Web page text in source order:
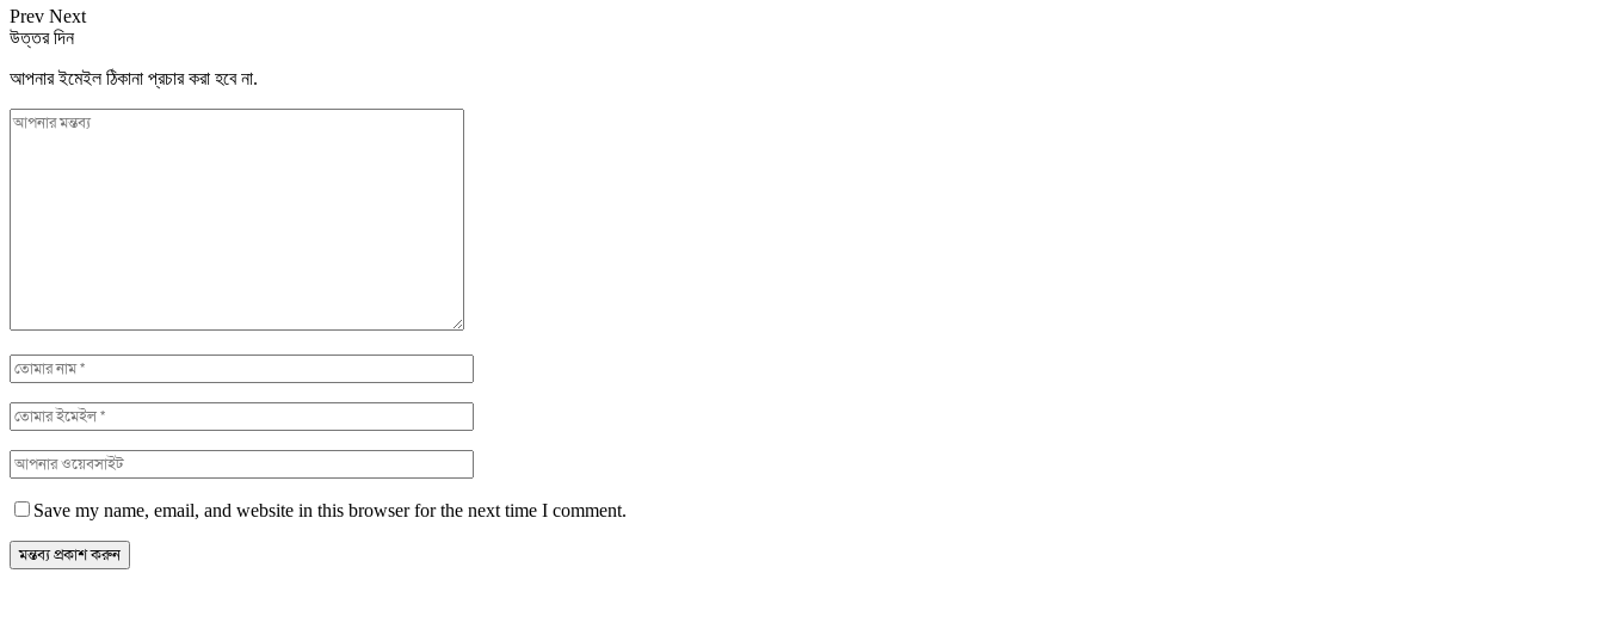
Prev Next
উত্তর দিন
আপনার ইমেইল ঠিকানা প্রচার করা হবে না.
Save my name, email, and website in this browser for the next time I comment.